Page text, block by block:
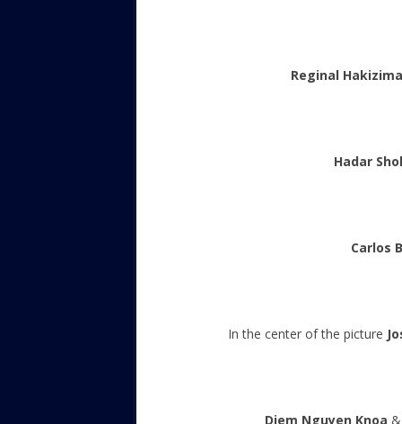
Reginal
Hadar
Carlos
In the center of the picture
Diem Nguyen Knoa